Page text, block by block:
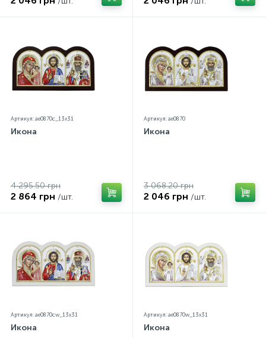
Артикул: ae0870c_13х31
Икона
4 295.50 грн
2 864 грн /шт.
Артикул: ae0870
Икона
3 068.20 грн
2 046 грн /шт.
Артикул: ae0870cw_13х31
Икона
Артикул: ae0870w_13х31
Икона